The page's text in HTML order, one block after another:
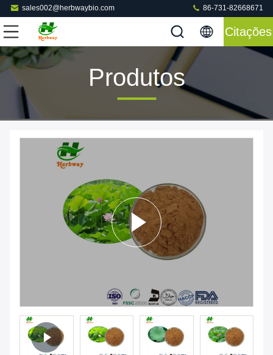
sales002@herbwaybio.com 86-731-82668671
Citações
Produtos